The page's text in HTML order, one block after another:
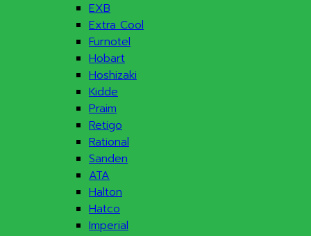
EXB
Extra Cool
Furnotel
Hobart
Hoshizaki
Kidde
Praim
Retigo
Rational
Sanden
ATA
Halton
Hatco
Imperial